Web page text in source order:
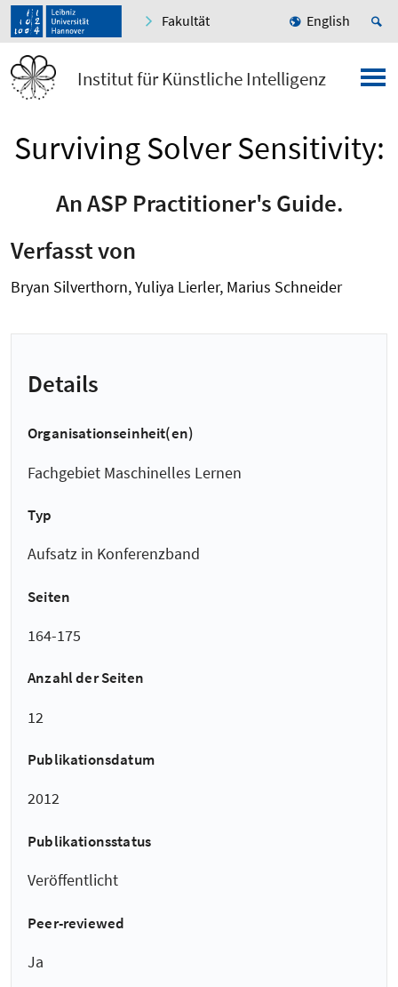
Fakultät English
Institut für Künstliche Intelligenz
Surviving Solver Sensitivity:
An ASP Practitioner's Guide.
Verfasst von
Bryan Silverthorn, Yuliya Lierler, Marius Schneider
Details
Organisationseinheit(en)
Fachgebiet Maschinelles Lernen
Typ
Aufsatz in Konferenzband
Seiten
164-175
Anzahl der Seiten
12
Publikationsdatum
2012
Publikationsstatus
Veröffentlicht
Peer-reviewed
Ja